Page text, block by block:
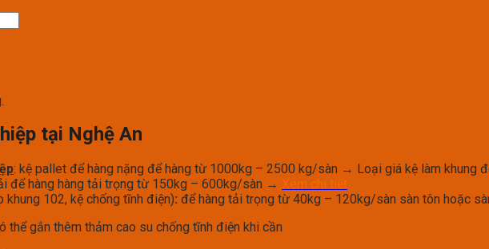
tại Nghệ An
: kệ pallet để hàng nặng để hàng từ 1000kg – 2500 kg/sàn → Loại giá kệ làm khung
để hàng hàng tải trọng từ 150kg – 600kg/sàn → Xem chi tiết
khung 102, kệ chống tĩnh điện): để hàng tải trọng từ 40kg – 120kg/sàn sàn tôn hoặc
thể gắn thêm thảm cao su chống tĩnh điện khi cần